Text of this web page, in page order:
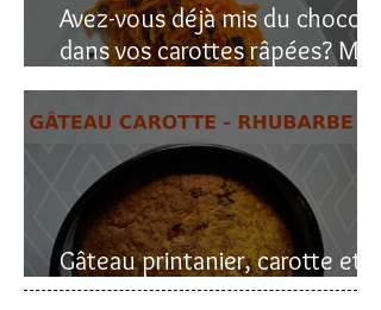
Avez-vous déjà mis du chocolat
dans vos carottes râpées? Moi
oui, et c’est étonnant
Gâteau printanier, carotte et
rhubarbe